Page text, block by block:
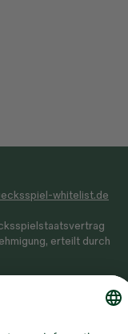
whitelist.de
erteilt durch
oder
www.check-